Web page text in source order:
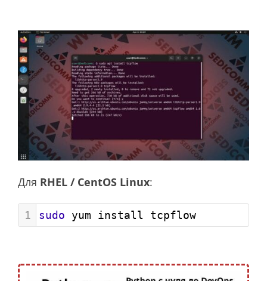
Для RHEL / CentOS Linux:
1 sudo yum install tcpflow